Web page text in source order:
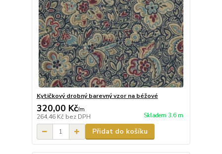
Kytičkový drobný barevný vzor na béžové
320,00 Kč/m
264,46 Kč bez DPH Skladem 3.6 m
Přidat do košíku